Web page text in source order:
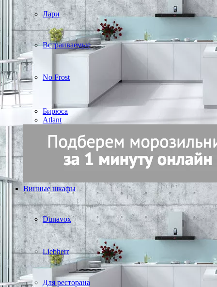
Лари
Встраиваемые
No Frost
Бирюса
Atlant
Винные шкафы
Dunavox
Liebherr
Для ресторана